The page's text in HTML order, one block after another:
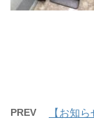
PREV
【お知